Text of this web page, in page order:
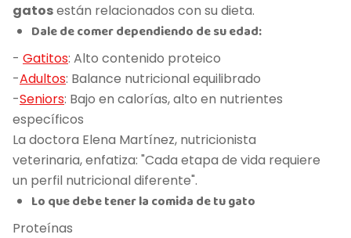
gatosestán relacionados con su dieta.
Dale de comer dependiendo de su edad:
- Gatitos: Alto contenido proteico
-Adultos: Balance nutricional equilibrado
-Seniors: Bajo en calorías, alto en nutrientes
específicos
La doctora Elena Martínez, nutricionista
veterinaria, enfatiza: "Cada etapa de vida requiere
un perfil nutricional diferente".
Lo que debe tener la comida de tu gato
Proteínas